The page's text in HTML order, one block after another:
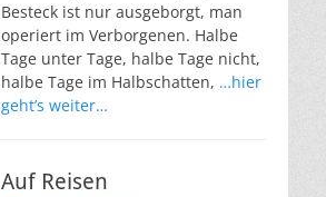
Besteck ist nur ausgeborgt, man
operiert im Verborgenen. Halbe
Tage unter Tage, halbe Tage nicht,
halbe Tage im Halbschatten, …hier
geht’s weiter…
Auf Reisen